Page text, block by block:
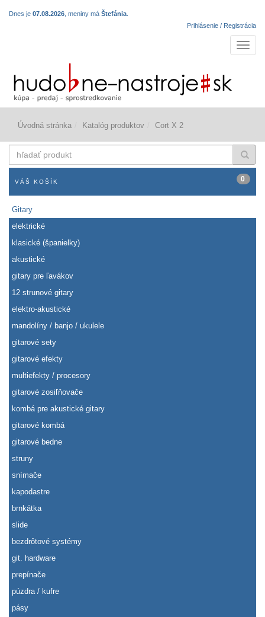
Dnes je 07.08.2026 , meniny má Štefánia
Prihlásenie / Registrácia
Úvodná stránka Katalóg produktov Cort X 2
produkt
VÁŠ KOŠÍK 0
Gitary
elektrické
klasické (španielky)
akustické
gitary pre ľavákov
12 strunové gitary
elektro-akustické
mandolíny / banjo / ukulele
gitarové sety
gitarové efekty
multiefekty / procesory
gitarové zosiľňovače
kombá pre akustické gitary
gitarové kombá
gitarové bedne
struny
snímače
kapodastre
brnkátka
slide
bezdrôtové systémy
git. hardware
prepínače
púzdra / kufre
pásy